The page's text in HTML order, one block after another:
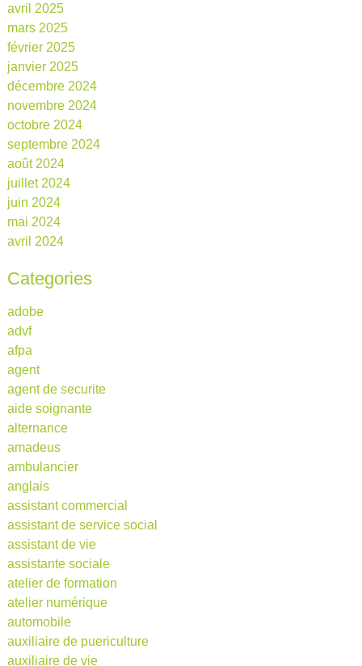
avril 2025
mars 2025
février 2025
janvier 2025
décembre 2024
novembre 2024
octobre 2024
septembre 2024
août 2024
juillet 2024
juin 2024
mai 2024
avril 2024
Categories
adobe
advf
afpa
agent
agent de securite
aide soignante
alternance
amadeus
ambulancier
anglais
assistant commercial
assistant de service social
assistant de vie
assistante sociale
atelier de formation
atelier numérique
automobile
auxiliaire de puericulture
auxiliaire de vie